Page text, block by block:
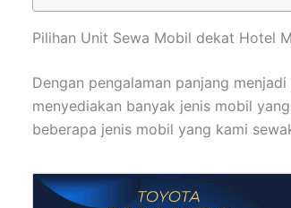
Pilihan Unit Sewa Mobil dekat Hotel
Dengan pengalaman panjang
menyediakan banyak jenis mobil
beberapa jenis mobil yang kami